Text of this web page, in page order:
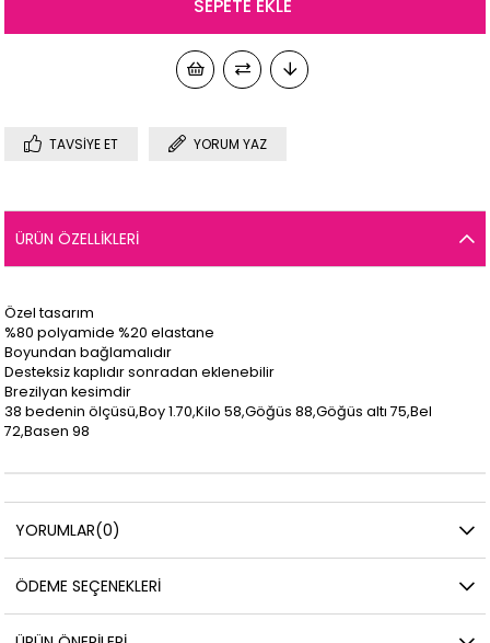
TAVSIYE ET YORUM YAZ
ÜRÜN ÖZELLIKLERI
Özel tasarım
%80 polyamide %20 elastane
Boyundan bağlamalıdır
Desteksiz kaplıdır sonradan eklenebilir
Brezilyan kesimdir
38 bedenin ölçüsü,Boy 1.70,Kilo 58,Göğüs 88,Göğüs altı 75,Bel
72,Basen 98
YORUMLAR(0)
ÖDEME SEÇENEKLERI